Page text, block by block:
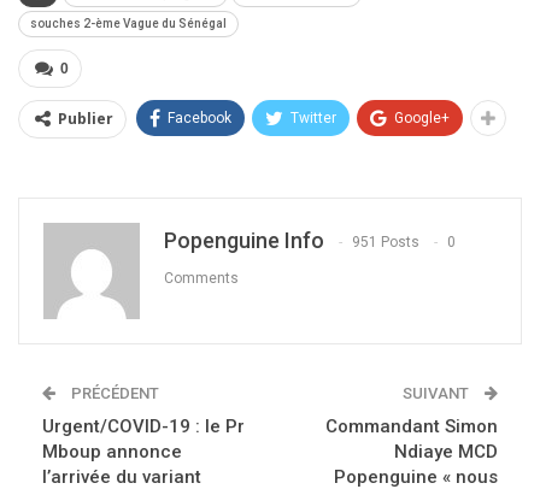
souches 2-ème Vague du Sénégal
0
Publier Facebook Twitter Google+
Popenguine Info 951 Posts 0
Comments
PRÉCÉDENT
Urgent/COVID-19 : le Pr
Mboup annonce
l’arrivée du variant
SUIVANT
Commandant Simon
Ndiaye MCD
Popenguine « nous